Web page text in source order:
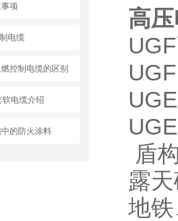
项
电缆
控制电缆的区别
电缆介绍
的防火涂料
高
UGF
盾
露
地